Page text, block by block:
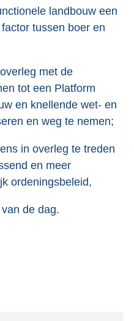
landbouw een
tussen boer en
met de
tot een Platform
en knellende wet- en
en weg te nemen;
in overleg te treden
en meer
ordeningsbeleid,
de dag.